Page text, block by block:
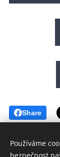
Share
Používáme